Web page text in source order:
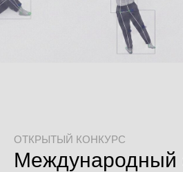
ОТКРЫТЫЙ КОНКУРС
Международный